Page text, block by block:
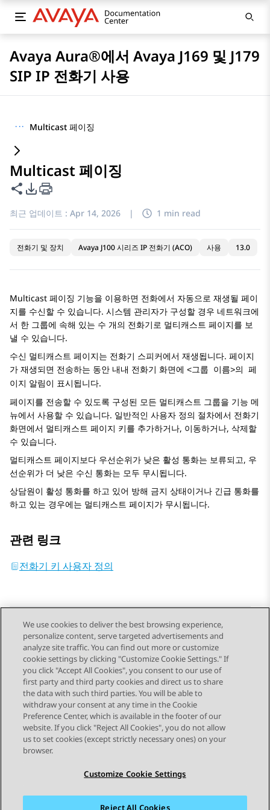
Avaya Aura®에서 Avaya J169 및 J179
SIP IP 전화기 사용
··· Multicast 페이징
Multicast 페이징
이 페이지 공유
PDF 내보내기 옵션
최근 업데이트 : Apr 14, 2026 | 1 min read
전화기 및 장치 Avaya J100 시리즈 IP 전화기 (ACO) 사용 13.0
Multicast 페이징 기능을 이용하면 전화에서 자동으로 재생될 페이
지를 수신할 수 있습니다. 시스템 관리자가 구성할 경우 네트워크에
서 한 그룹에 속해 있는 수 개의 전화기로 멀티캐스트 페이지를 보
낼 수 있습니다.
수신 멀티캐스트 페이지는 전화기 스피커에서 재생됩니다. 페이지
가 재생되면 전송하는 동안 내내 전화기 화면에 <그룹 이름>의 페
이지
알림이 표시됩니다.
페이지를 전송할 수 있도록 구성된 모든 멀티캐스트 그룹을 기능 메
뉴에서 사용할 수 있습니다. 일반적인 사용자 정의 절차에서 전화기
화면에서 멀티캐스트 페이지 키를 추가하거나, 이동하거나, 삭제할
수 있습니다.
멀티캐스트 페이지보다 우선순위가 낮은 활성 통화는 보류되고, 우
선순위가 더 낮은 수신 통화는 모두 무시됩니다.
상담원이 활성 통화를 하고 있어 방해 금지 상태이거나 긴급 통화를
하고 있는 경우에는 멀티캐스트 페이지가 무시됩니다.
관련 링크
전화기 키 사용자 정의
Send Feedback
Topic navigation
이전 항목
STAY CONNECTED
We use cookies to deliver the best browsing experience,
personalize content, serve targeted advertisements and
analyze site traffic. You can find out more or customize
cookie settings by clicking "Customize Cookie Settings." If
you click "Accept All Cookies", you consent to our use of
first party and third party cookies and direct us to share
the data with such third parties. You will be able to
withdraw your consent at any time in the Cookie
Preference Center, which is available in the footer of our
website. If you click "Reject All Cookies", you do not allow
us to set cookies (except strictly necessary ones) on your
browser.
Customize Cookie Settings
Reject All Cookies